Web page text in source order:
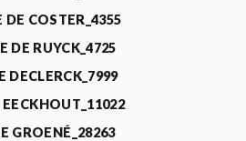
DE COSTER_4355
DE RUYCK_4725
DECLERCK_7999
GROENÉ_28263